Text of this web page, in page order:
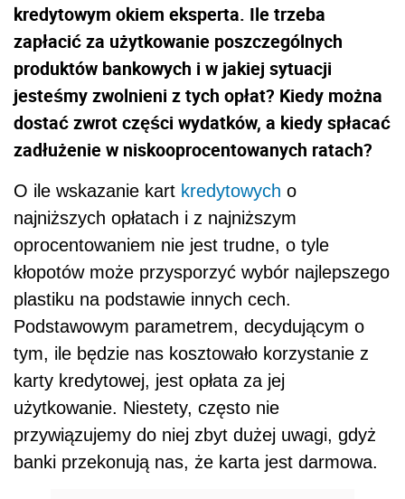
kredytowym okiem eksperta. Ile trzeba
zapłacić za użytkowanie poszczególnych
produktów bankowych i w jakiej sytuacji
jesteśmy zwolnieni z tych opłat? Kiedy można
dostać zwrot części wydatków, a kiedy spłacać
zadłużenie w niskooprocentowanych ratach?
O ile wskazanie kart kredytowych o
najniższych opłatach i z najniższym
oprocentowaniem nie jest trudne, o tyle
kłopotów może przysporzyć wybór najlepszego
plastiku na podstawie innych cech.
Podstawowym parametrem, decydującym o
tym, ile będzie nas kosztowało korzystanie z
karty kredytowej, jest opłata za jej
użytkowanie. Niestety, często nie
przywiązujemy do niej zbyt dużej uwagi, gdyż
banki przekonują nas, że karta jest darmowa.